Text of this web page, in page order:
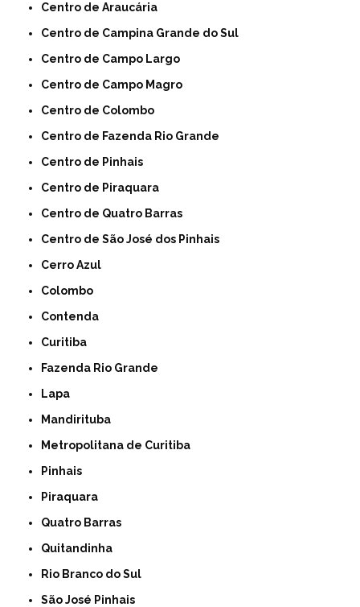
Centro de Araucária
Centro de Campina Grande do Sul
Centro de Campo Largo
Centro de Campo Magro
Centro de Colombo
Centro de Fazenda Rio Grande
Centro de Pinhais
Centro de Piraquara
Centro de Quatro Barras
Centro de São José dos Pinhais
Cerro Azul
Colombo
Contenda
Curitiba
Fazenda Rio Grande
Lapa
Mandirituba
Metropolitana de Curitiba
Pinhais
Piraquara
Quatro Barras
Quitandinha
Rio Branco do Sul
São José Pinhais